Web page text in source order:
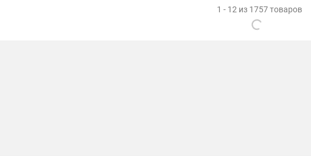
1 - 12 из 1757 товаров